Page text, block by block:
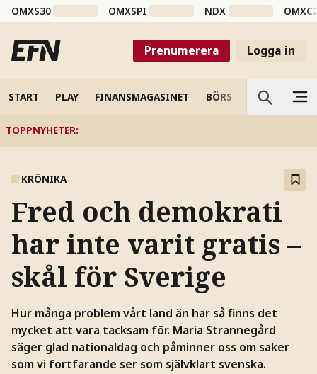
OMXS30 OMXSPI NDX
Prenumerera Logga in
START PLAY FINANSMAGASINET BÖRS VETENSKAP
TOPPNYHETER:
KRÖNIKA
Fred och demokrati
har inte varit gratis –
skål för Sverige
Hur många problem vårt land än har så finns det
mycket att vara tacksam för. Maria Strannegård
säger glad nationaldag och påminner oss om saker
som vi fortfarande ser som självklart svenska.